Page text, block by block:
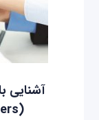
آشنایی
(Coordinating with Others)